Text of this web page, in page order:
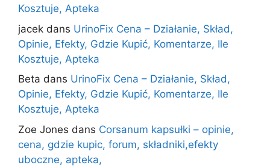
Kosztuje, Apteka
jacek dans UrinoFix Cena – Działanie, Skład,
Opinie, Efekty, Gdzie Kupić, Komentarze, Ile
Kosztuje, Apteka
Beta dans UrinoFix Cena – Działanie, Skład,
Opinie, Efekty, Gdzie Kupić, Komentarze, Ile
Kosztuje, Apteka
Zoe Jones dans Corsanum kapsułki – opinie,
cena, gdzie kupic, forum, składniki,efekty
uboczne, apteka,